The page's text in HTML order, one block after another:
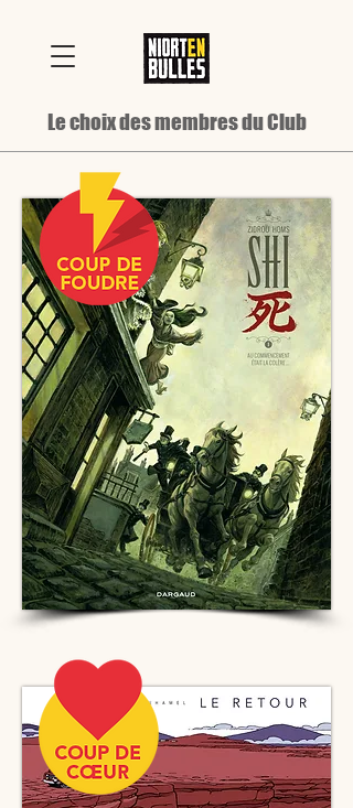
Le choix des membres du Club